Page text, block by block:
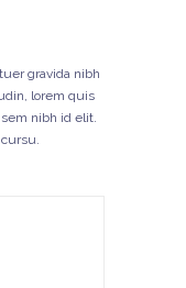
gravida nibh
lorem quis
nibh id elit.